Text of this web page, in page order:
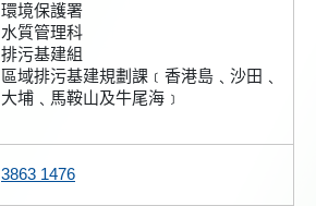
環境保護署
水質管理科
排污基建組
區域排污基建規劃課﹝香港島﹑沙田﹑
大埔﹑馬鞍山及牛尾海﹞
3863 1476